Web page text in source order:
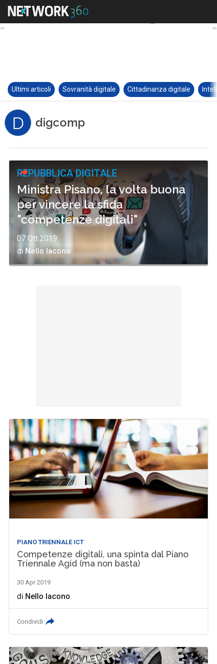
Ultimi articoli Sovranità digitale Cittadinanza digitale
D digcomp
REPUBBLICA DIGITALE
Ministra Pisano, la volta buona
per vincere la sfida
"competenze digitali"
07 Ott 2019
diNello Iacono
PIANO TRIENNALE ICT
Competenze digitali, una spinta dal Piano
Triennale Agid (ma non basta)
30 Apr 2019
di Nello Iacono
Condividi